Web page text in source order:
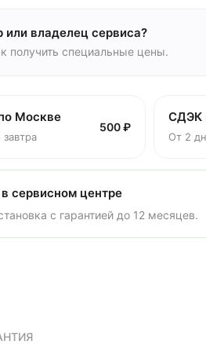
или владелец сервиса?
получить специальные цены.
Москве
500 ₽
СДЭК
От 2
сервисном центре
с гарантией до 12 месяцев.